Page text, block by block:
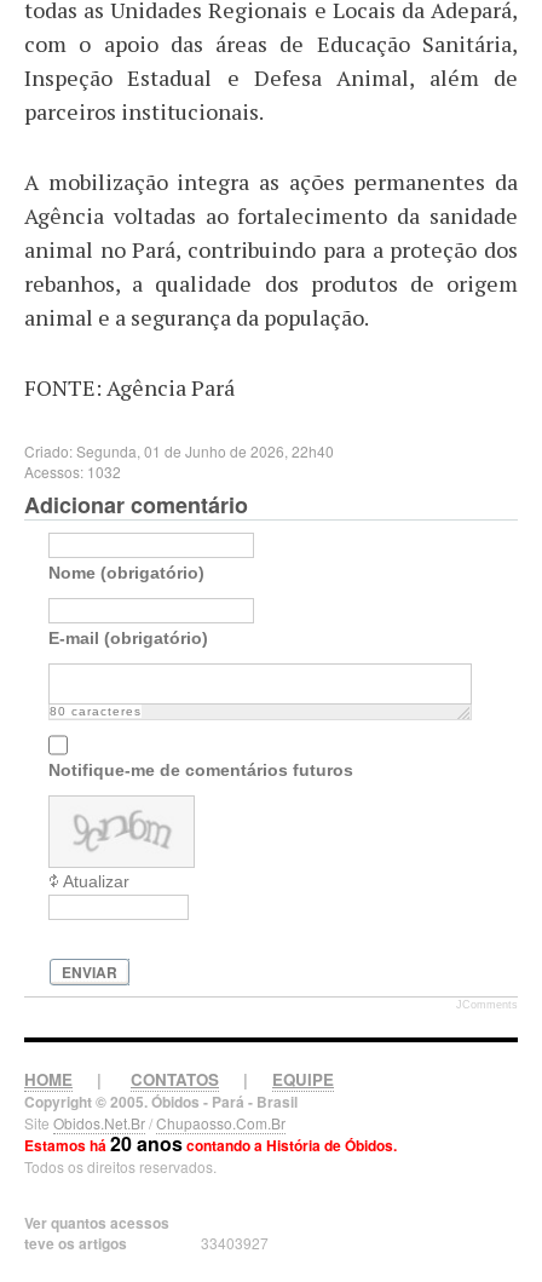
todas as Unidades Regionais e Locais da Adepará,
com o apoio das áreas de Educação Sanitária,
Inspeção Estadual e Defesa Animal, além de
parceiros institucionais.
A mobilização integra as ações permanentes da
Agência voltadas ao fortalecimento da sanidade
animal no Pará, contribuindo para a proteção dos
rebanhos, a qualidade dos produtos de origem
animal e a segurança da população.
FONTE: Agência Pará
Criado: Segunda, 01 de Junho de 2026, 22h40
Acessos: 1032
Adicionar comentário
Nome (obrigatório)
E-mail (obrigatório)
80 caracteres
Notifique-me de comentários futuros
Atualizar
ENVIAR
JComments
HOME | CONTATOS | EQUIPE
Copyright © 2005. Óbidos - Pará - Brasil
Site Obidos.Net.Br/Chupaosso.Com.Br
Estamos há20 anoscontando a História de Óbidos.
Todos os direitos reservados.
Ver quantos acessos
teve os artigos
33403927